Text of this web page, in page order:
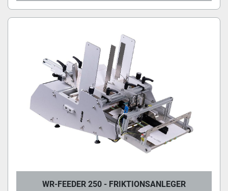
WR-FEEDER 250 - FRIKTIONSANLEGER